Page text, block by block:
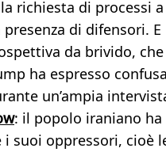
richiesta di processi
di difensori. E
da brivido,
ha espresso
un’ampia
: il popolo iraniano
i suoi oppressori, cioè